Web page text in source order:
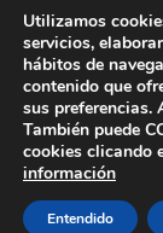
Aviso legal
Política de
Política de cookies
Copyright © 2026
Tema:
Utilizamos
servicios,
hábitos de
contenido que
sus preferencias.
También puede
cookies clicando
información
Entendido